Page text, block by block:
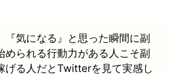
『気になる』と思った瞬間に副
められる行動力がある人こそ副
げる人だとTwitterを見て実感し